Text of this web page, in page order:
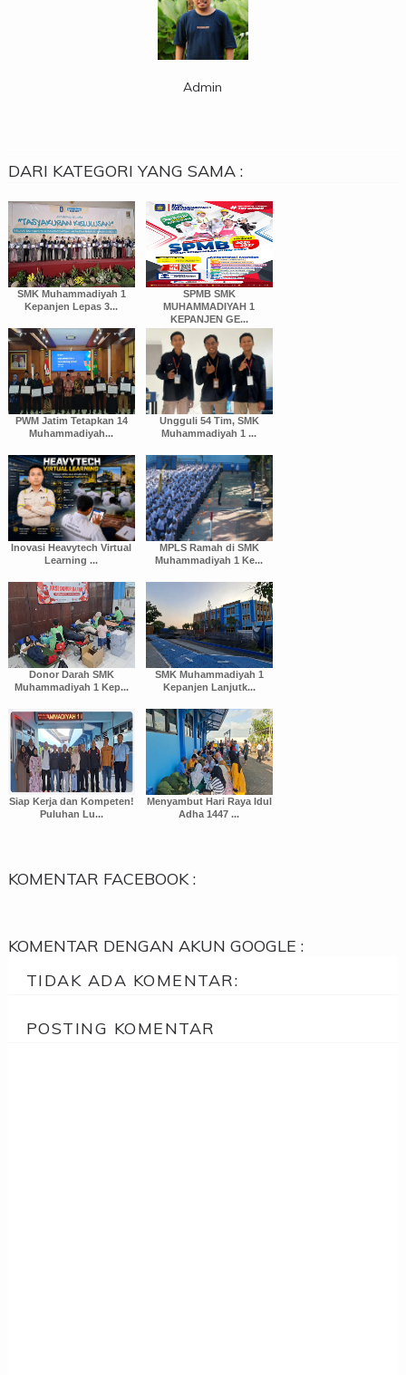
Admin
DARI KATEGORI YANG SAMA :
SMK Muhammadiyah 1
Kepanjen Lepas 3...
SPMB SMK
MUHAMMADIYAH 1
KEPANJEN GE...
PWM Jatim Tetapkan 14
Muhammadiyah...
Ungguli 54 Tim, SMK
Muhammadiyah 1 ...
Inovasi Heavytech Virtual
Learning ...
MPLS Ramah di SMK
Muhammadiyah 1 Ke...
Donor Darah SMK
Muhammadiyah 1 Kep...
SMK Muhammadiyah 1
Kepanjen Lanjutk...
Siap Kerja dan Kompeten!
Puluhan Lu...
Menyambut Hari Raya Idul
Adha 1447 ...
KOMENTAR FACEBOOK :
KOMENTAR DENGAN AKUN GOOGLE :
TIDAK ADA KOMENTAR:
POSTING KOMENTAR